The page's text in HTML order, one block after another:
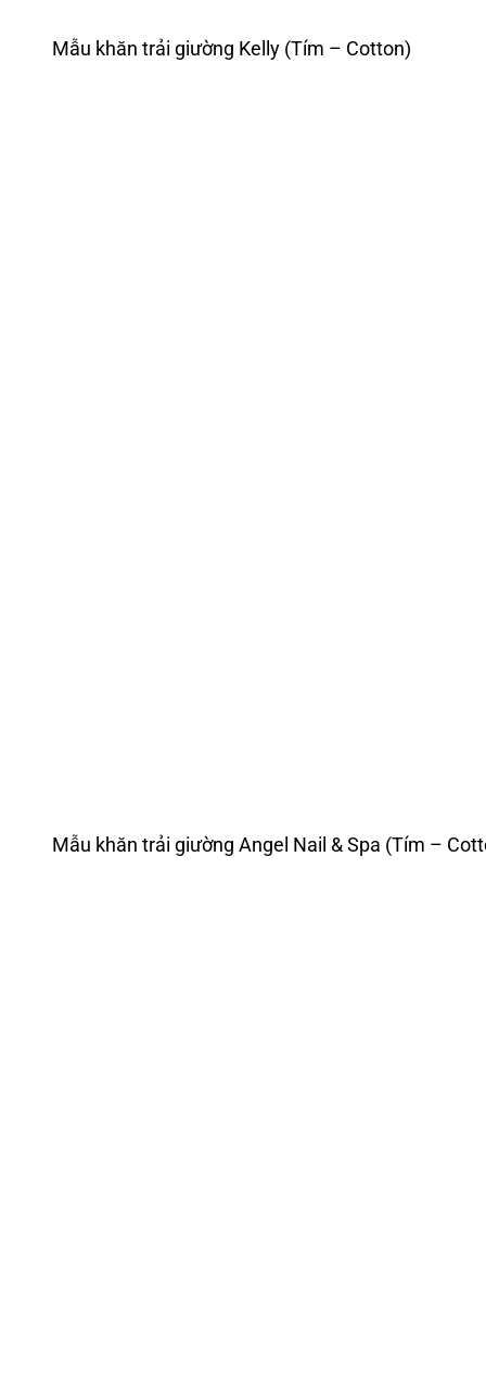
Mẫu khăn trải giường Kelly (Tím – Cotton)
Mẫu khăn trải giường Angel Nail & Spa (Tím –